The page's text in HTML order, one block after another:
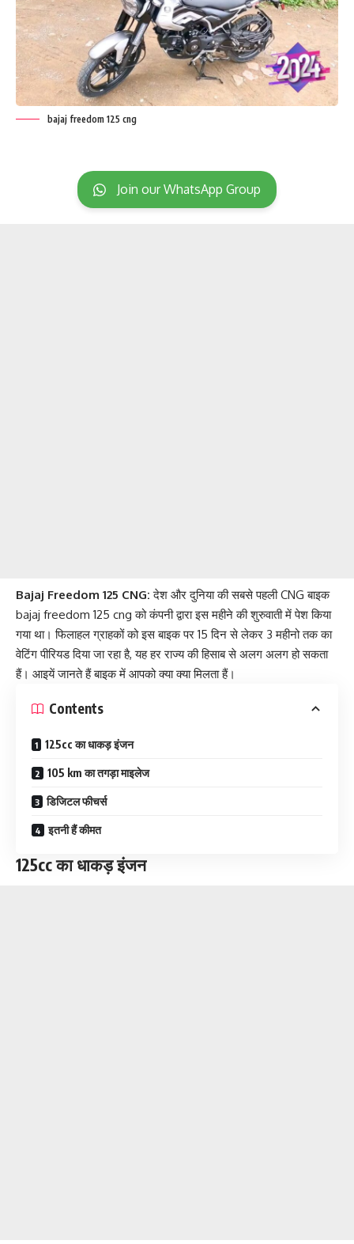
bajaj freedom 125 cng
Join our WhatsApp Group
Bajaj Freedom 125 CNG: देश और दुनिया की सबसे पहली CNG बाइक
bajaj freedom 125 cng को कंपनी द्वारा इस महीने की शुरुवाती में पेश किया
गया था। फिलाहल ग्राहकों को इस बाइक पर 15 दिन से लेकर 3 महीनो तक का
वेटिंग पीरियड दिया जा रहा है, यह हर राज्य की हिसाब से अलग अलग हो सकता
हैं। आइयें जानते हैं बाइक में आपको क्या क्या मिलता हैं।
Contents
125cc का धाकड़ इंजन
105 km का तगड़ा माइलेज
डिजिटल फीचर्स
इतनी हैं कीमत
125cc का धाकड़ इंजन